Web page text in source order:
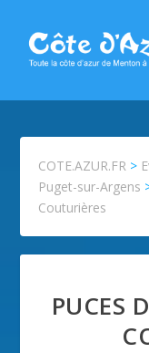
COTE.AZUR.FR >
Puget-sur-Argens
Couturières
PUCES